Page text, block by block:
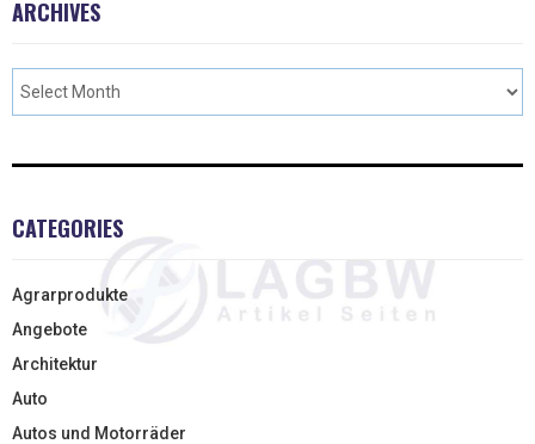
ARCHIVES
CATEGORIES
Agrarprodukte
Angebote
Architektur
Auto
Autos und Motorräder